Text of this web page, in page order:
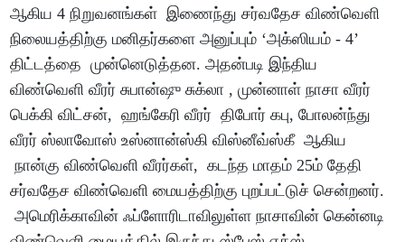
ஆகிய 4 நிறுவனங்கள் இணைந்து சர்வதேச விண்வெளி
நிலையத்திற்கு மனிதர்களை அனுப்பும் ‘அக்ஸியம் - 4’
திட்டத்தை முன்னெடுத்தன. அதன்படி இந்திய
விண்வெளி வீரர் சுபான்ஷு சுக்லா , முன்னாள் நாசா வீரர்
பெக்கி விட்சன், ஹங்கேரி வீரர் திபோர் கபு, போலன்ந்து
வீரர் ஸ்லாவோஸ் உஸ்னான்ஸ்கி விஸ்னீவ்ஸ்கீ ஆகிய
நான்கு விண்வெளி வீரர்கள், கடந்த மாதம் 25ம் தேதி
சர்வதேச விண்வெளி மையத்திற்கு புறப்பட்டுச் சென்றனர்.
அமெரிக்காவின் ஃப்ளோரிடாவிலுள்ள நாசாவின் கென்னடி